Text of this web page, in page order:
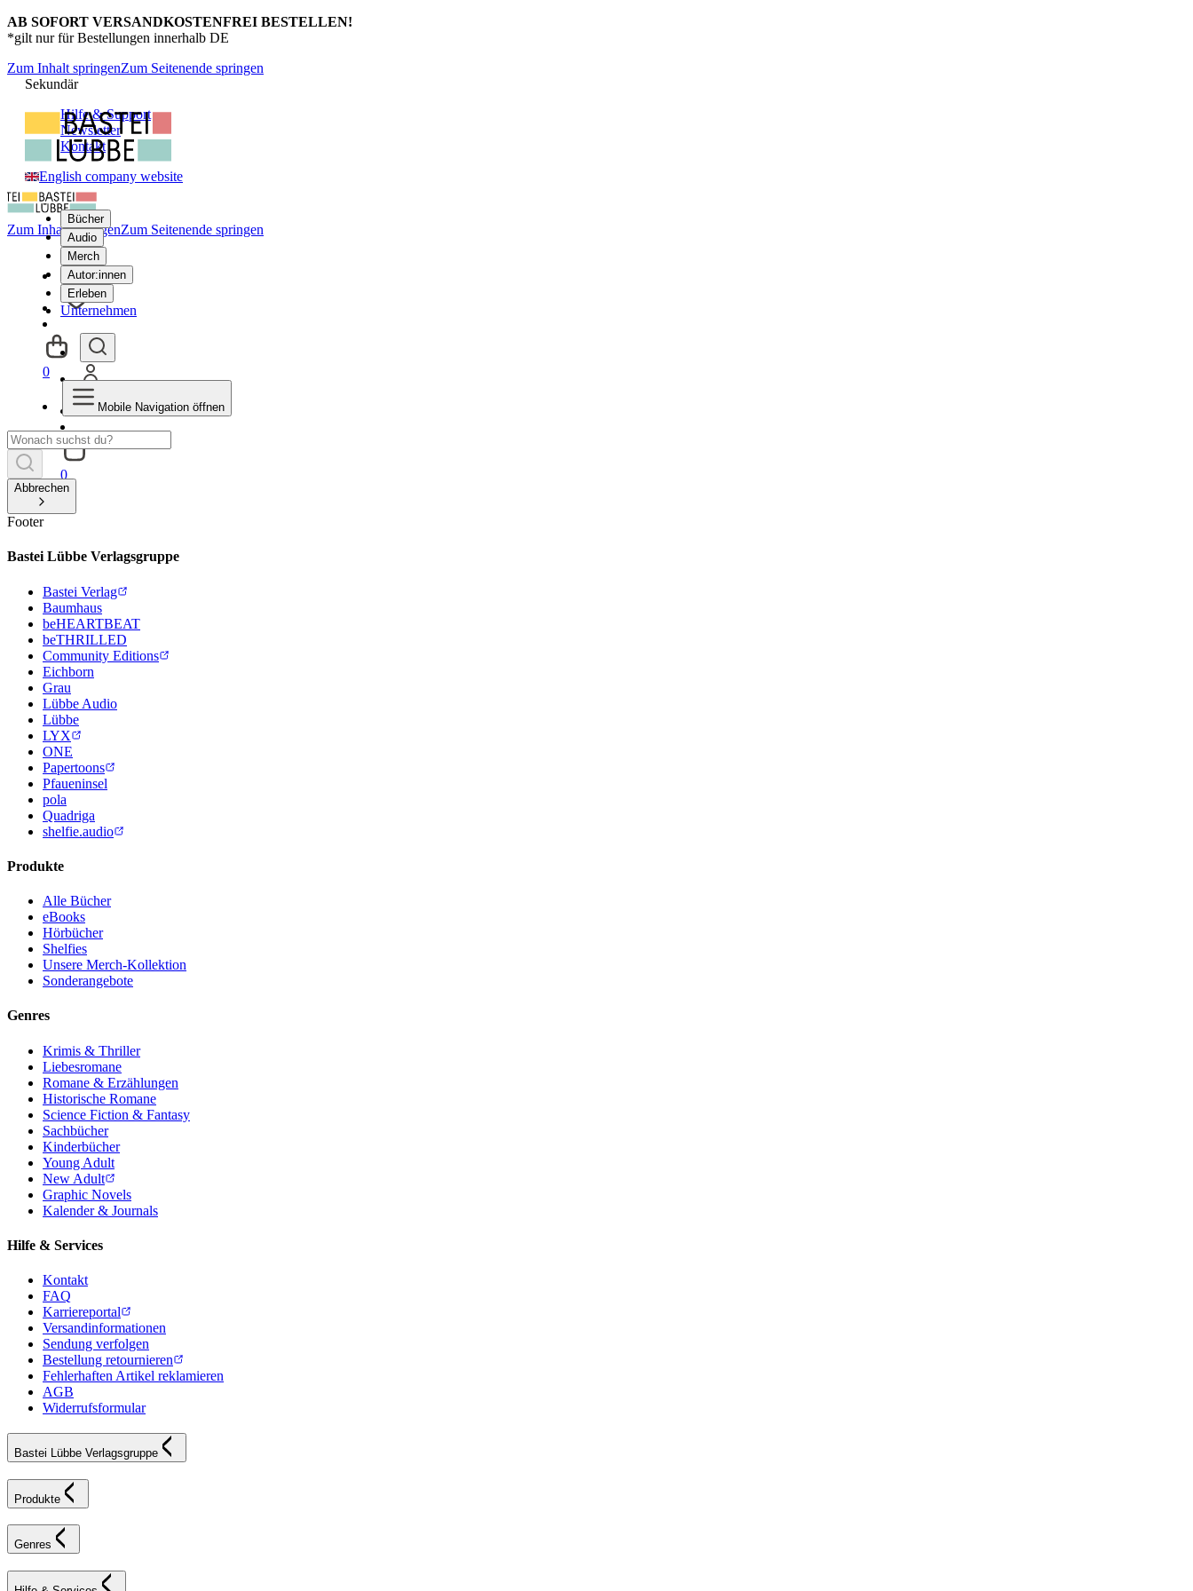
AB SOFORT VERSANDKOSTENFREI BESTELLEN!
*gilt nur für Bestellungen innerhalb DE
Zum Inhalt springenZum Seitenende springen
Sekundär
Hilfe & Support
Newsletter
Kontakt
English company website
Bücher
Audio
Merch
Autor:innen
Erleben
Unternehmen
0
Zum Inhalt springenZum Seitenende springen
0
Mobile Navigation öffnen
Abbrechen
Footer
Bastei Lübbe Verlagsgruppe
Bastei Verlag
Baumhaus
beHEARTBEAT
beTHRILLED
Community Editions
Eichborn
Grau
Lübbe Audio
Lübbe
LYX
ONE
Papertoons
Pfaueninsel
pola
Quadriga
shelfie.audio
Produkte
Alle Bücher
eBooks
Hörbücher
Shelfies
Unsere Merch-Kollektion
Sonderangebote
Genres
Krimis & Thriller
Liebesromane
Romane & Erzählungen
Historische Romane
Science Fiction & Fantasy
Sachbücher
Kinderbücher
Young Adult
New Adult
Graphic Novels
Kalender & Journals
Hilfe & Services
Kontakt
FAQ
Karriereportal
Versandinformationen
Sendung verfolgen
Bestellung retournieren
Fehlerhaften Artikel reklamieren
AGB
Widerrufsformular
Bastei Lübbe Verlagsgruppe
Produkte
Genres